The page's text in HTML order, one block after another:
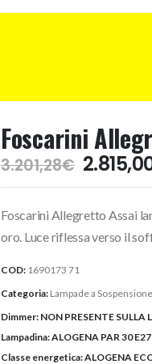
Foscarini
3.201,28€ Il
prezzo
era:
Foscarini Allegretto Assai
oro. Luce riflessa verso il
COD: 1690173 71
Categoria: Lampade a Sospensione
Dimmer: NON PRESENTE
Lampadina:ALOGENA PAR 30
Classe energetica:ALOGENA